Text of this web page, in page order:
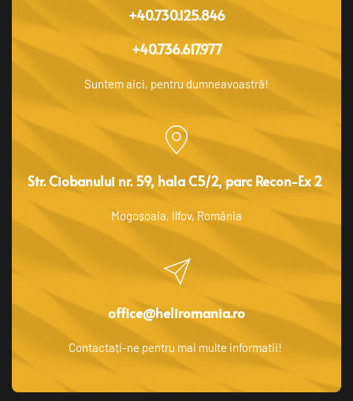
+40.730.125.846
+40.736.617.977
Suntem aici, pentru dumneavoastră!
Str. Ciobanului nr. 59, hala C5/2, parc Recon-Ex 2
Mogoșoaia, Ilfov, România
office@heliromania.ro
Contactați-ne pentru mai multe informatii!